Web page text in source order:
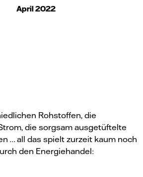
April 2022
Rohstoffen, die
die sorgsam ausgetüftelte
… all das spielt zurzeit kaum noch
den Energiehandel: